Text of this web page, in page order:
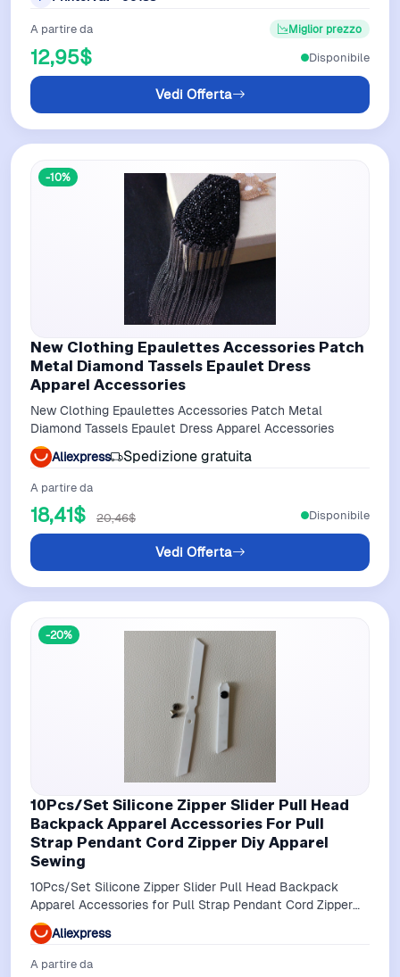
A partire da
12,95$
Miglior prezzo
Vedi Offerta
Disponibile
-10%
New Clothing Epaulettes Accessories Patch
Metal Diamond Tassels Epaulet Dress
Apparel Accessories
New Clothing Epaulettes Accessories Patch Metal
Diamond Tassels Epaulet Dress Apparel Accessories
Aliexpress
Spedizione gratuita
A partire da
18,41$ 20,46$
Vedi Offerta
Disponibile
-20%
10Pcs/Set Silicone Zipper Slider Pull Head
Backpack Apparel Accessories For Pull
Strap Pendant Cord Zipper Diy Apparel
Sewing
10Pcs/Set Silicone Zipper Slider Pull Head Backpack
Apparel Accessories for Pull Strap Pendant Cord Zipper
DIY Apparel Sewing
Aliexpress
A partire da